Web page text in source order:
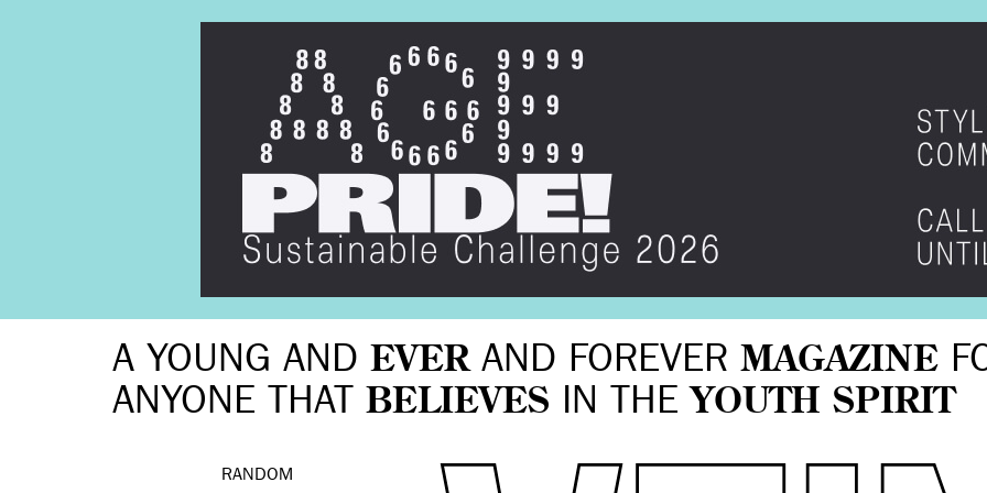
A YOUNG AND EVERAND FOREVER MAGAZINE
ANYONE THAT BELIEVES IN THE YOUTH SPIRIT
RANDOM